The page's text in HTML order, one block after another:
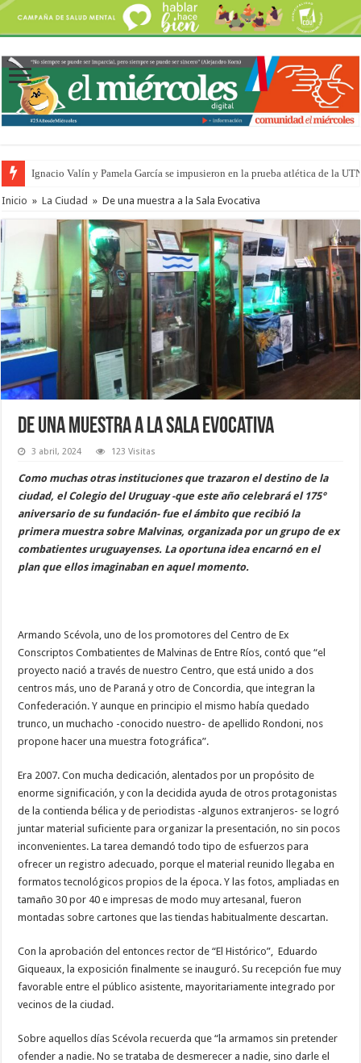
Ignacio Valín y Pamela García se impusieron en la prueba atlética de la
Traigo el litoral en mi canción: 100 años de Aníbal Sampayo
Inicio » La Ciudad » De una muestra a la Sala Evocativa
De una muestra a la Sala Evocativa
3 abril, 2024 123 Visitas
Como muchas otras instituciones que trazaron el destino de la
ciudad, el Colegio del Uruguay -que este año celebrará el 175°
aniversario de su fundación- fue el ámbito que recibió la
primera muestra sobre Malvinas, organizada por un grupo de ex
combatientes uruguayenses. La oportuna idea encarnó en el
plan que ellos imaginaban en aquel momento.
Armando Scévola, uno de los promotores del Centro de Ex
Conscriptos Combatientes de Malvinas de Entre Ríos, contó que “el
proyecto nació a través de nuestro Centro, que está unido a dos
centros más, uno de Paraná y otro de Concordia, que integran la
Confederación. Y aunque en principio el mismo había quedado
trunco, un muchacho -conocido nuestro- de apellido Rondoni, nos
propone hacer una muestra fotográfica”.
Era 2007. Con mucha dedicación, alentados por un propósito de
enorme significación, y con la decidida ayuda de otros protagonistas
de la contienda bélica y de periodistas -algunos extranjeros- se logró
juntar material suficiente para organizar la presentación, no sin pocos
inconvenientes. La tarea demandó todo tipo de esfuerzos para
ofrecer un registro adecuado, porque el material reunido llegaba en
formatos tecnológicos propios de la época. Y las fotos, ampliadas en
tamaño 30 por 40 e impresas de modo muy artesanal, fueron
montadas sobre cartones que las tiendas habitualmente descartan.
Con la aprobación del entonces rector de “El Histórico”, Eduardo
Giqueaux, la exposición finalmente se inauguró. Su recepción fue muy
favorable entre el público asistente, mayoritariamente integrado por
vecinos de la ciudad.
Sobre aquellos días Scévola recuerda que “la armamos sin pretender
ofender a nadie. No se trataba de desmerecer a nadie, sino darle el